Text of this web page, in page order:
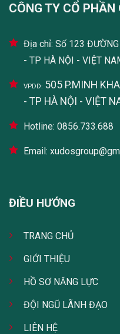
CÔNG TY CỔ PHẦN
Địa chỉ: Số 123
- TP HÀ NỘI - VIỆT
VPDD: 505 P.MINH
- TP HÀ NỘI - VIỆT
Hotline: 0856.733.688
Email:
ĐIỀU HƯỚNG
TRANG CHỦ
GIỚI THIỆU
HỒ SƠ NĂNG LỰC
ĐỘI NGŨ LÃNH ĐẠO
LIÊN HỆ